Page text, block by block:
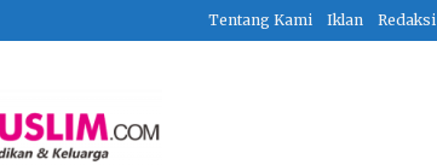
Tentang Kami Iklan Redaksi